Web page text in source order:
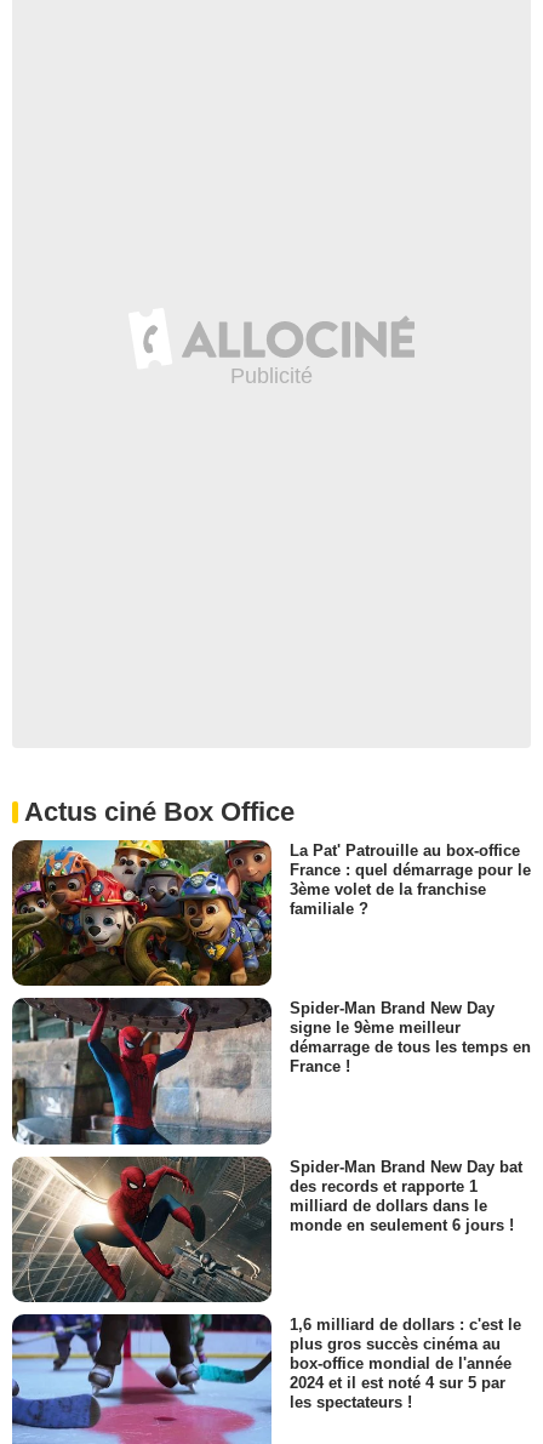
Actus ciné Box Office
La Pat' Patrouille au box-office
France : quel démarrage pour le
3ème volet de la franchise
familiale ?
Spider-Man Brand New Day
signe le 9ème meilleur
démarrage de tous les temps en
France !
Spider-Man Brand New Day bat
des records et rapporte 1
milliard de dollars dans le
monde en seulement 6 jours !
1,6 milliard de dollars : c'est le
plus gros succès cinéma au
box-office mondial de l'année
2024 et il est noté 4 sur 5 par
les spectateurs !